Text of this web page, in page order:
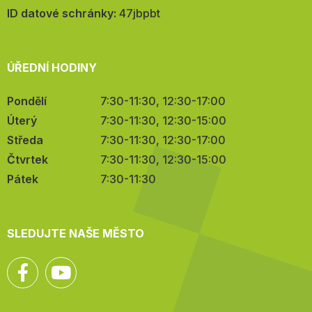
mail:
ID datové schránky: 47jbpbt
ÚŘEDNÍ HODINY
Pondělí
7:30-11:30, 12:30-17:00
Úterý
7:30-11:30, 12:30-15:00
Středa
7:30-11:30, 12:30-17:00
Čtvrtek
7:30-11:30, 12:30-15:00
Pátek
7:30-11:30
SLEDUJTE NAŠE MĚSTO
Facebook